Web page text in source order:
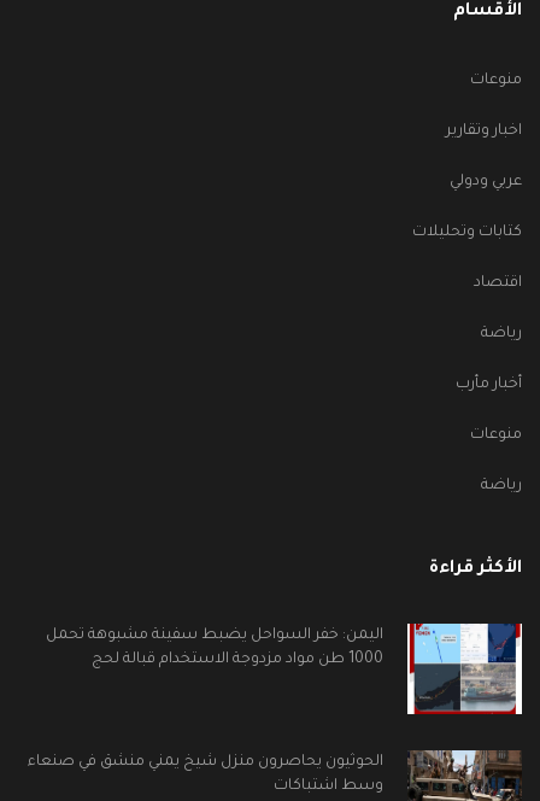
الأقسام
منوعات
اخبار وتقارير
عربي ودولي
كتابات وتحليلات
اقتصاد
رياضة
أخبار مأرب
منوعات
رياضة
الأكثر قراءة
اليمن: خفر السواحل يضبط سفينة مشبوهة تحمل
1000 طن مواد مزدوجة الاستخدام قبالة لحج
الحوثيون يحاصرون منزل شيخ يمني منشق في صنعاء
وسط اشتباكات